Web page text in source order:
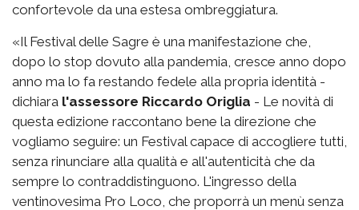
confortevole da una estesa ombreggiatura.
«Il Festival delle Sagre è una manifestazione che,
dopo lo stop dovuto alla pandemia, cresce anno dopo
anno ma lo fa restando fedele alla propria identità -
dichiara l'assessore Riccardo Origlia - Le novità di
questa edizione raccontano bene la direzione che
vogliamo seguire: un Festival capace di accogliere tutti,
senza rinunciare alla qualità e all'autenticità che da
sempre lo contraddistinguono. L'ingresso della
ventinovesima Pro Loco, che proporrà un menù senza